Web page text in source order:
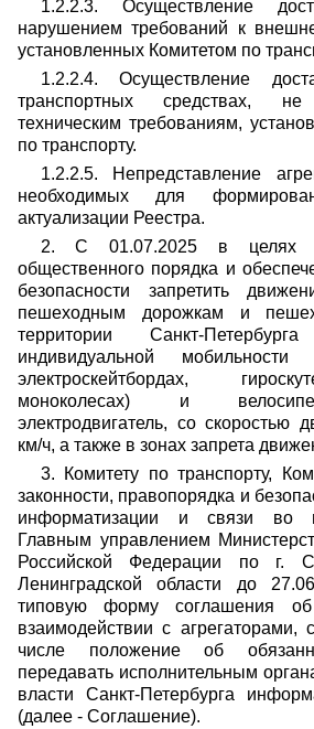
1.2.2.3. Осуществление
нарушением требований к
установленных Комитетом по
1.2.2.4. Осуществление
транспортных средствах, не
техническим требованиям,
по транспорту.
1.2.2.5. Непредставление
необходимых для
актуализации Реестра.
2. С 01.07.2025 в целях
общественного порядка и
безопасности запретить
пешеходным дорожкам и
территории Санкт-
индивидуальной мобильности
электроскейтбордах,
моноколесах) и
электродвигатель, со
км/ч, а также в зонах запрета
3. Комитету по транспорту,
законности, правопорядка и
информатизации и связи во
Главным управлением
Российской Федерации по г.
Ленинградской области до
типовую форму соглашения
взаимодействии с
числе положение об
передавать исполнительным
власти Санкт-Петербурга
(далее - Соглашение).